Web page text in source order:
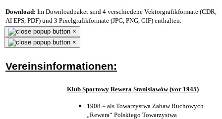
Download: Im Downloadpaket sind 4 verschiedene Vektorgrafikformate (CDR,
AI EPS, PDF) und 3 Pixelgrafikformate (JPG, PNG, GIF) enthalten.
×
×
Vereinsinformationen:
Klub Sportowy Rewera Stanisławów (vor 1945)
1908 = als Towarzystwa Zabaw Ruchowych
„Rewera“ Polskiego Towarzystwa